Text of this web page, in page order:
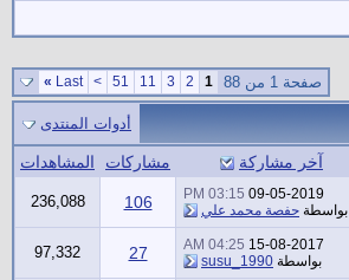
صفحة 1 من 88 1
2
3
11
51
>
Last
»
أدوات المنتدى
آخر مشاركة مشاركات
المشاهدات
09-05-2019
03:15 PM
بواسطة حفصة محمد علي 106
236,088
15-08-2017
04:25 AM
بواسطة susu_1990
27
97,332